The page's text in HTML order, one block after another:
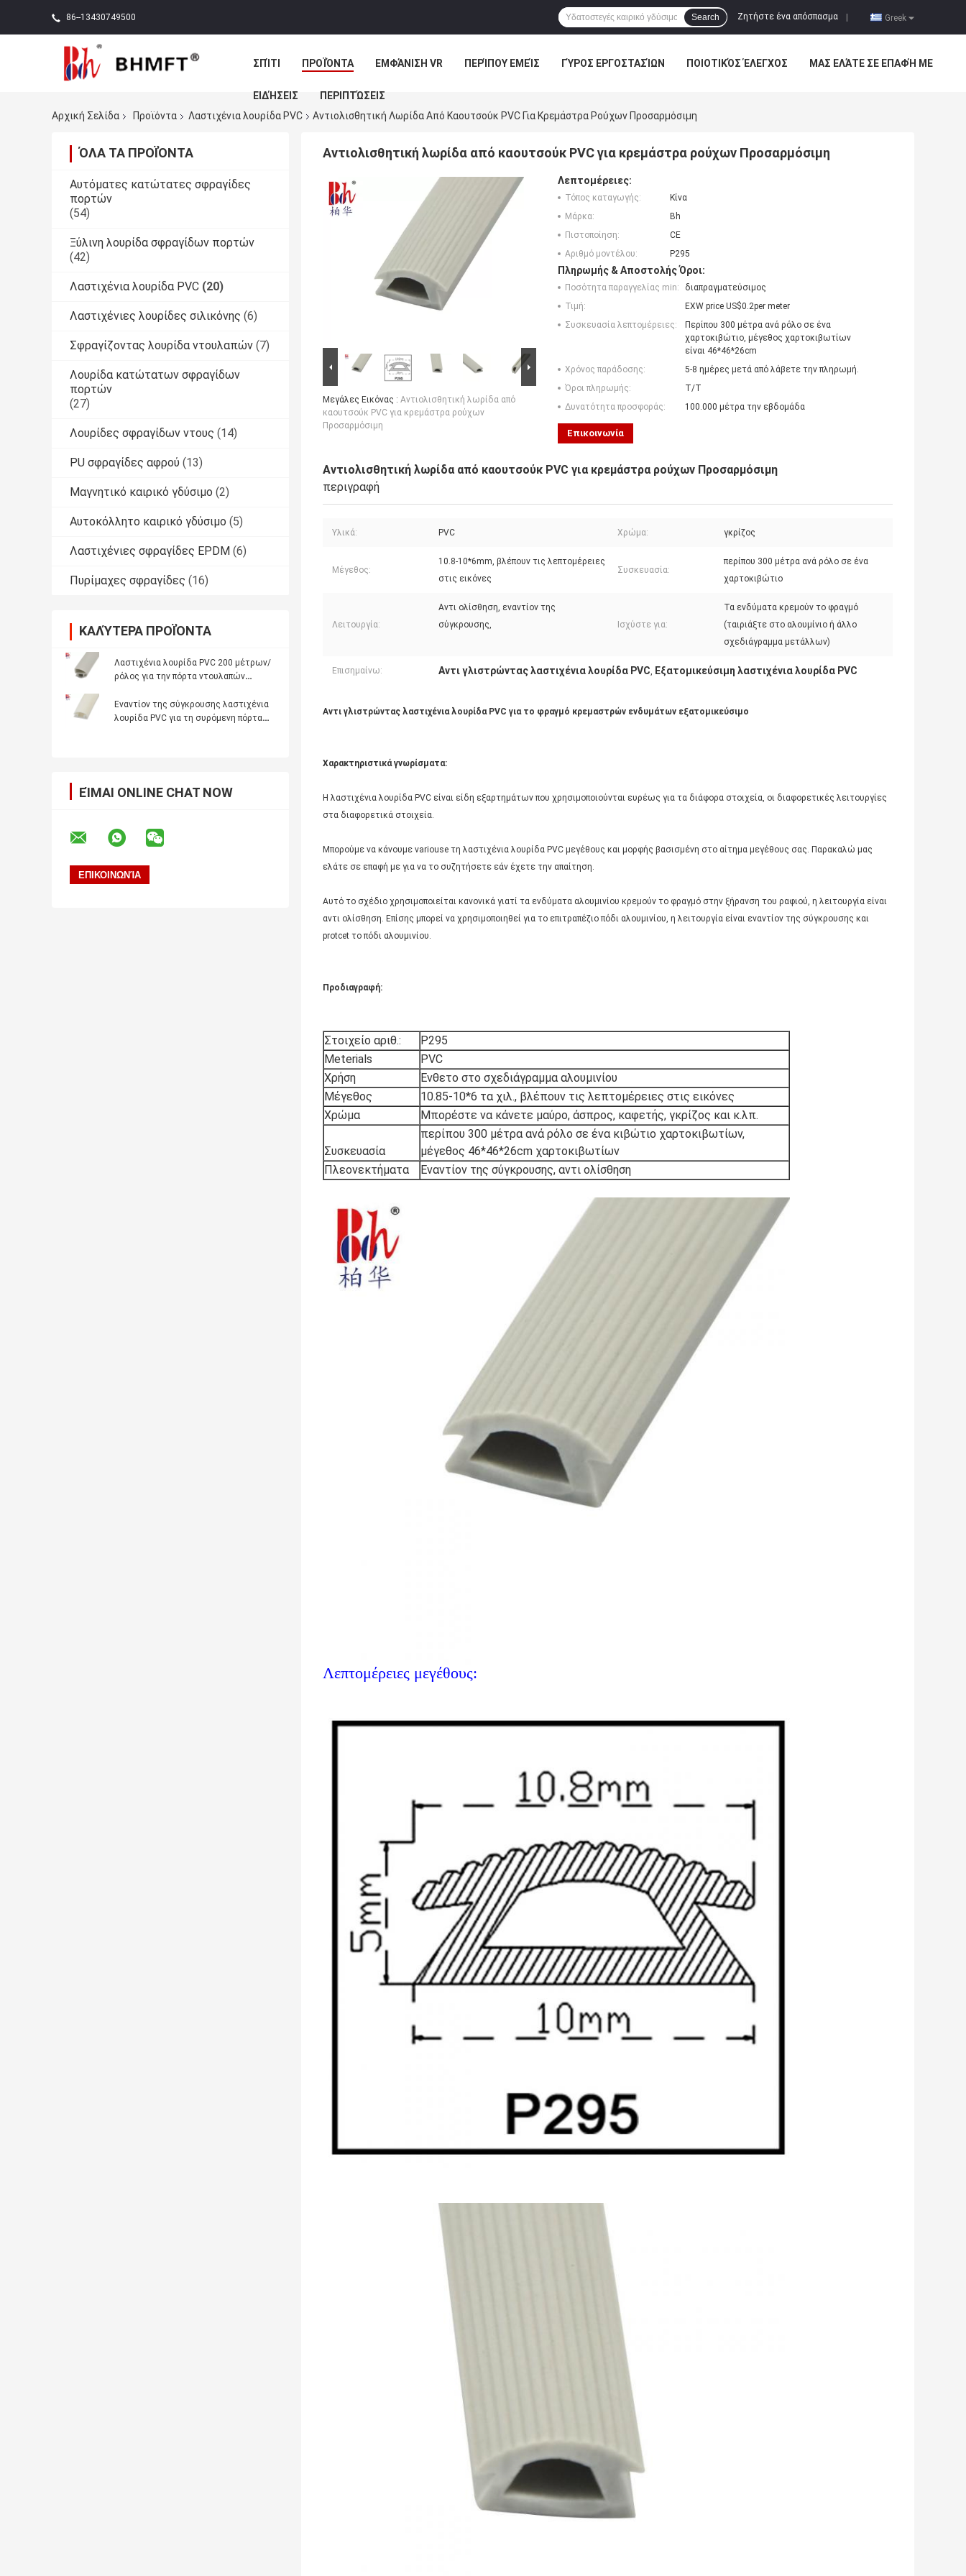
86--13430749500 Greek
Ζητήστε ένα απόσπασμα
Search
ΣΠΊΤΙ ΠΡΟΪΌΝΤΑ ΕΜΦΆΝΙΣΗ VR ΠΕΡΊΠΟΥ ΕΜΕΊΣ ΓΎΡΟΣ ΕΡΓΟΣΤΑΣΊΩΝ ΠΟΙΟΤΙΚΌΣ ΈΛΕΓΧΟΣ ΜΑΣ ΕΛΆΤΕ ΣΕ ΕΠΑΦΉ ΜΕ
ΕΙΔΉΣΕΙΣ
ΠΕΡΙΠΤΏΣΕΙΣ
Αρχική Σελίδα
Προϊόντα Λαστιχένια λουρίδα PVC Αντιολισθητική Λωρίδα Από Καουτσούκ PVC Για Κρεμάστρα Ρούχων Προσαρμόσιμη
ΌΛΑ ΤΑ ΠΡΟΪΌΝΤΑ
Αυτόματες κατώτατες σφραγίδες
πορτών
(54)
Ξύλινη λουρίδα σφραγίδων πορτών
(42)
Λαστιχένια λουρίδα PVC (20)
Λαστιχένιες λουρίδες σιλικόνης (6)
Σφραγίζοντας λουρίδα ντουλαπών (7)
Λουρίδα κατώτατων σφραγίδων
πορτών
(27)
Λουρίδες σφραγίδων ντους (14)
PU σφραγίδες αφρού (13)
Μαγνητικό καιρικό γδύσιμο (2)
Αυτοκόλλητο καιρικό γδύσιμο (5)
Λαστιχένιες σφραγίδες EPDM (6)
Πυρίμαχες σφραγίδες (16)
ΚΑΛΎΤΕΡΑ ΠΡΟΪΌΝΤΑ
Λαστιχένια λουρίδα PVC 200 μέτρων/
ρόλος για την πόρτα ντουλαπών
Εναντίον της σύγκρουσης λαστιχένια
λουρίδα PVC για τη συρόμενη πόρτα
ΕΊΜΑΙ ONLINE CHAT NOW
Αντιολισθητική λωρίδα από καουτσούκ PVC για κρεμάστρα ρούχων Προσαρμόσιμη
Μεγάλες Εικόνας : Αντιολισθητική λωρίδα από
καουτσούκ PVC για κρεμάστρα ρούχων
Προσαρμόσιμη
Λεπτομέρειες:
Τόπος καταγωγής:
Κίνα
Μάρκα:
Bh
Πιστοποίηση:
CE
Αριθμό μοντέλου:
P295
Πληρωμής & Αποστολής Όροι:
Ποσότητα παραγγελίας min:
διαπραγματεύσιμος
Τιμή:
EXW price US$0.2per meter
Συσκευασία λεπτομέρειες:
Περίπου 300 μέτρα ανά ρόλο σε ένα
χαρτοκιβώτιο, μέγεθος χαρτοκιβωτίων
είναι 46*46*26cm
Χρόνος παράδοσης:
5-8 ημέρες μετά από λάβετε την πληρωμή.
Όροι πληρωμής:
T/T
Δυνατότητα προσφοράς:
100.000 μέτρα την εβδομάδα
Επικοινωνία
Αντιολισθητική λωρίδα από καουτσούκ PVC για κρεμάστρα ρούχων Προσαρμόσιμη
περιγραφή
Υλικά: PVC Χρώμα: γκρίζος
Μέγεθος:
10.8-10*6mm, βλέπουν τις λεπτομέρειες
στις εικόνες
Συσκευασία:
περίπου 300 μέτρα ανά ρόλο σε ένα
χαρτοκιβώτιο
Λειτουργία:
Αντι ολίσθηση, εναντίον της
σύγκρουσης,
Ισχύστε για:
Τα ενδύματα κρεμούν το φραγμό
(ταιριάξτε στο αλουμίνιο ή άλλο
σχεδιάγραμμα μετάλλων)
Επισημαίνω: Αντι γλιστρώντας λαστιχένια λουρίδα PVC, Εξατομικεύσιμη λαστιχένια λουρίδα PVC
Αντι γλιστρώντας λαστιχένια λουρίδα PVC για το φραγμό κρεμαστρών ενδυμάτων εξατομικεύσιμο
Χαρακτηριστικά γνωρίσματα:
Η λαστιχένια λουρίδα PVC είναι είδη εξαρτημάτων που χρησιμοποιούνται ευρέως για τα διάφορα στοιχεία, οι διαφορετικές λειτουργίες
στα διαφορετικά στοιχεία.
Μπορούμε να κάνουμε variouse τη λαστιχένια λουρίδα PVC μεγέθους και μορφής βασισμένη στο αίτημα μεγέθους σας. Παρακαλώ μας
ελάτε σε επαφή με για να το συζητήσετε εάν έχετε την απαίτηση.
Αυτό το σχέδιο χρησιμοποιείται κανονικά γιατί τα ενδύματα αλουμινίου κρεμούν το φραγμό στην ξήρανση του ραφιού, η λειτουργία είναι
αντι ολίσθηση. Επίσης μπορεί να χρησιμοποιηθεί για το επιτραπέζιο πόδι αλουμινίου, η λειτουργία είναι εναντίον της σύγκρουσης και
protcet το πόδι αλουμινίου.
Προδιαγραφή:
Στοιχείο αριθ.:
P295
Meterials
PVC
Χρήση
Ένθετο στο σχεδιάγραμμα αλουμινίου
Μέγεθος
10.85-10*6 τα χιλ., βλέπουν τις λεπτομέρειες στις εικόνες
Χρώμα
Μπορέστε να κάνετε μαύρο, άσπρος, καφετής, γκρίζος και κ.λπ.
Συσκευασία
περίπου 300 μέτρα ανά ρόλο σε ένα κιβώτιο χαρτοκιβωτίων,
μέγεθος 46*46*26cm χαρτοκιβωτίων
Πλεονεκτήματα
Εναντίον της σύγκρουσης, αντι ολίσθηση
Λεπτομέρειες μεγέθους: